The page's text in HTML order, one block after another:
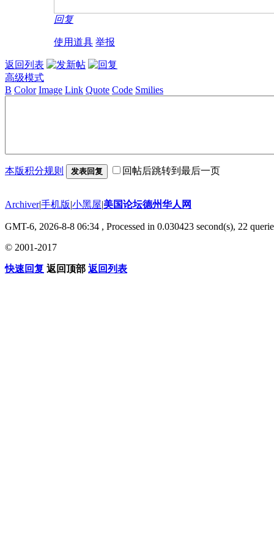
回复
使用道具 举报
返回列表
高级模式
B Color Image Link Quote Code Smilies
本版积分规则 发表回复 回帖后跳转到最后一页
Archiver|手机版|小黑屋|美国论坛德州华人网
GMT-6, 2026-8-8 06:34 , Processed in 0.030423 second(s), 22
© 2001-2017
快速回复 返回顶部 返回列表